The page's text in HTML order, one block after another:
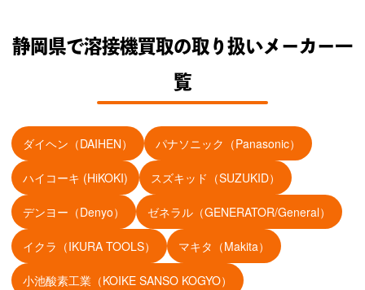
静岡県で溶接機買取の取り扱いメーカー一
覧
ダイヘン（DAIHEN） パナソニック（Panasonic）
ハイコーキ (HiKOKI) スズキッド（SUZUKID）
デンヨー（Denyo） ゼネラル（GENERATOR/General）
イクラ（IKURA TOOLS） マキタ（Makita）
小池酸素工業（KOIKE SANSO KOGYO）